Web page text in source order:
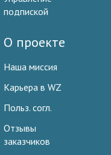
подпиской
О проекте
Наша миссия
Карьера в WZ
Польз. согл.
Отзывы
заказчиков